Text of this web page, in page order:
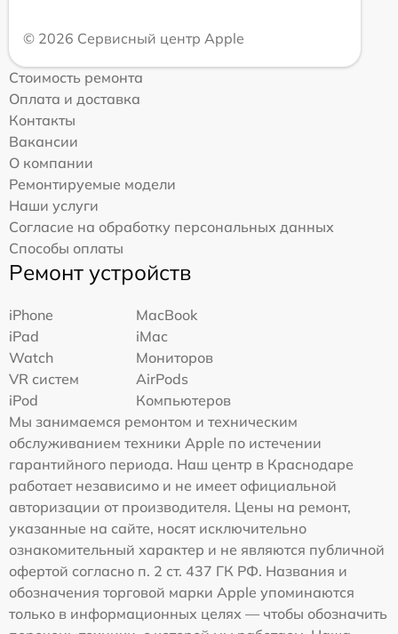
© 2026 Сервисный центр Apple
Стоимость ремонта
Оплата и доставка
Контакты
Вакансии
О компании
Ремонтируемые модели
Наши услуги
Согласие на обработку персональных данных
Способы оплаты
Ремонт устройств
iPhone
MacBook
iPad
iMac
Watch
Мониторов
VR систем
AirPods
iPod
Компьютеров
Мы занимаемся ремонтом и техническим
обслуживанием техники Apple по истечении
гарантийного периода. Наш центр в Краснодаре
работает независимо и не имеет официальной
авторизации от производителя. Цены на ремонт,
указанные на сайте, носят исключительно
ознакомительный характер и не являются публичной
офертой согласно п. 2 ст. 437 ГК РФ. Названия и
обозначения торговой марки Apple упоминаются
только в информационных целях — чтобы обозначить